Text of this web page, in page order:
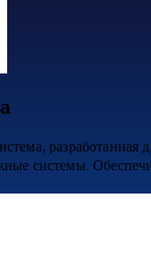
системы.